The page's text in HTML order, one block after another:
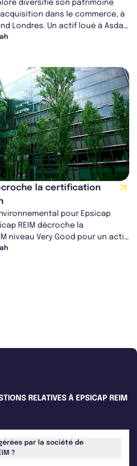
diversifie son patrimoine
dans le commerce, à
Londres. Un actif loué à Asda
vient e...
la certification
pour Epsicap
REIM décroche la
niveau Very Good pour un actif
récemment acquis à...
RELATIVES À EPSICAP REIM
par la société de
?